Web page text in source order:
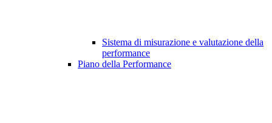
Sistema di misurazione e valutazione della
performance
Piano della Performance